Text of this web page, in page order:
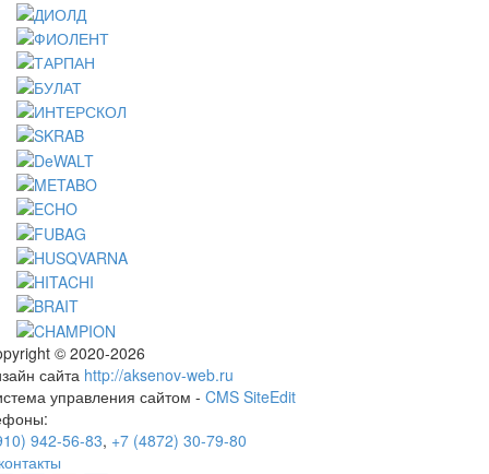
© 2020-2026
сайта http://aksenov-web.ru
управления сайтом - CMS SiteEdit
942-56-83, +7 (4872) 30-79-80